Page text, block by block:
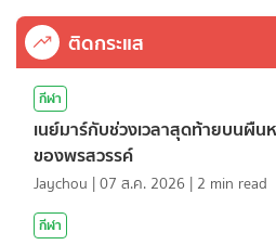
ติดกระแส
กีฬา
เนย์มาร์กับช่วงเวลาสุดท้ายบนผื
ของพรสวรรค์
Jaychou |07 ส.ค. 2026 | 2 min read
กีฬา